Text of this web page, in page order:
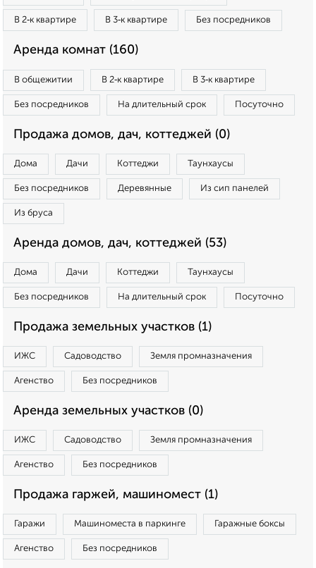
В 2‑к квартире В 3‑к квартире Без посредников
Аренда комнат (160)
В общежитии В 2‑к квартире В 3‑к квартире
Без посредников На длительный срок Посуточно
Продажа домов, дач, коттеджей (0)
Дома Дачи Коттеджи Таунхаусы
Без посредников Деревянные Из сип панелей
Из бруса
Аренда домов, дач, коттеджей (53)
Дома Дачи Коттеджи Таунхаусы
Без посредников На длительный срок Посуточно
Продажа земельных участков (1)
ИЖС Садоводство Земля промназначения
Агенство Без посредников
Аренда земельных участков (0)
ИЖС Садоводство Земля промназначения
Агенство Без посредников
Продажа гаржей, машиномест (1)
Гаражи Машиноместа в паркинге Гаражные боксы
Агенство Без посредников